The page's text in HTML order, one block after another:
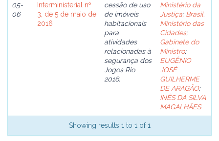
05-
06
Interministerial nº
3, de 5 de maio de
2016
cessão de uso
de imóveis
habitacionais
para
atividades
relacionadas à
segurança dos
Jogos Rio
2016.
Ministério da
Justiça; Brasil.
Ministério das
Cidades;
Gabinete do
Ministro;
EUGÊNIO
JOSÉ
GUILHERME
DE ARAGÃO;
INÊS DA SILVA
MAGALHÃES
Showing results 1 to 1 of 1